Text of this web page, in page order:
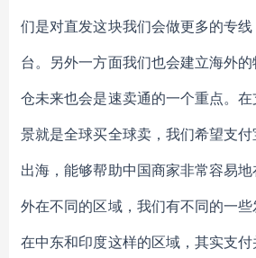
们是对直发这块我们会做更多的专
台。另外一方面我们也会建立海外
仓未来也会是速卖通的一个重点。
景就是全球买全球卖，我们希望支
出海，能够帮助中国商家非常容易
外在不同的区域，我们有不同的一
在中东和印度这样的区域，其实支